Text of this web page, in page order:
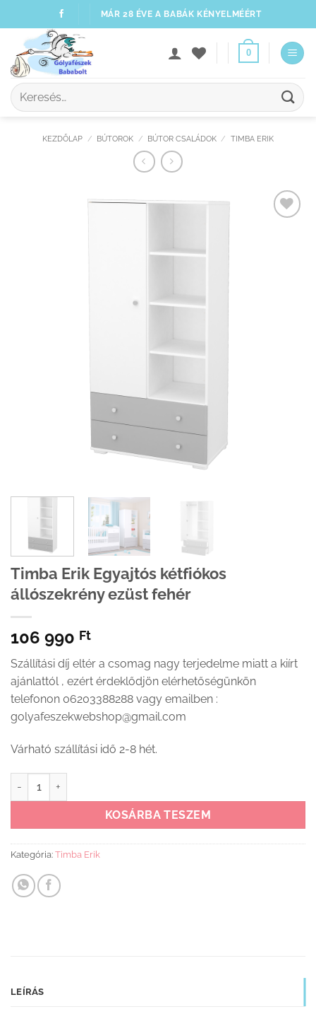
to
content
MÁR 28 ÉVE A BABÁK KÉNYELMÉÉRT
0
Keresés
a
KEZDŐLAP / BÚTOROK / BÚTOR CSALÁDOK / TIMBA ERIK
Timba Erik Egyajtós kétfiókos
állószekrény ezüst fehér
106 990 Ft
Szállítási díj eltér a csomag nagy terjedelme miatt a kiírt
ajánlattól , ezért érdeklődjön elérhetőségünkön
telefonon 06203388288 vagy emailben :
golyafeszekwebshop@gmail.com
Várható szállítási idő 2-8 hét.
KOSÁRBA TESZEM
Kategória: Timba Erik
LEÍRÁS